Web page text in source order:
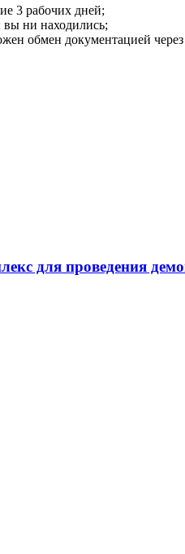
3 рабочих дней;
вы ни находились;
обмен документацией
для проведения